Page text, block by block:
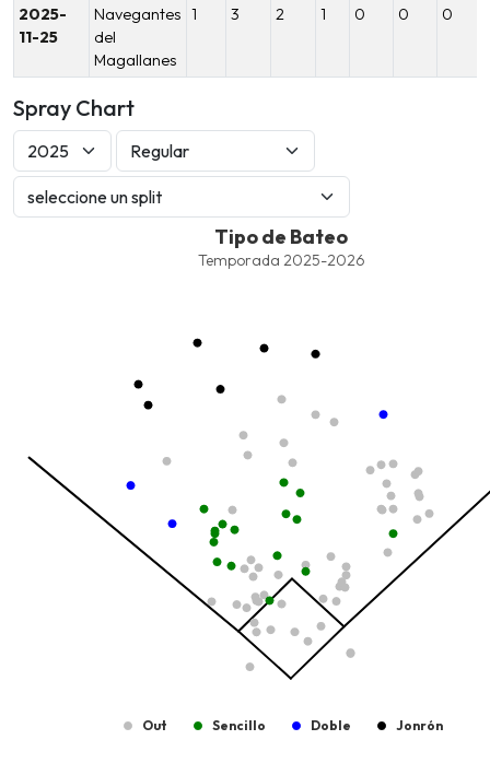
2025-
11-25
Navegantes
del
Magallanes
1 3 2 1 0 0 0
Spray Chart
Combination chart with 8 data series.
The chart has 1 X axis displaying values. Data ranges from -
Tipo de Bateo
Temporada 2025-2026
Out Sencillo Doble Jonrón